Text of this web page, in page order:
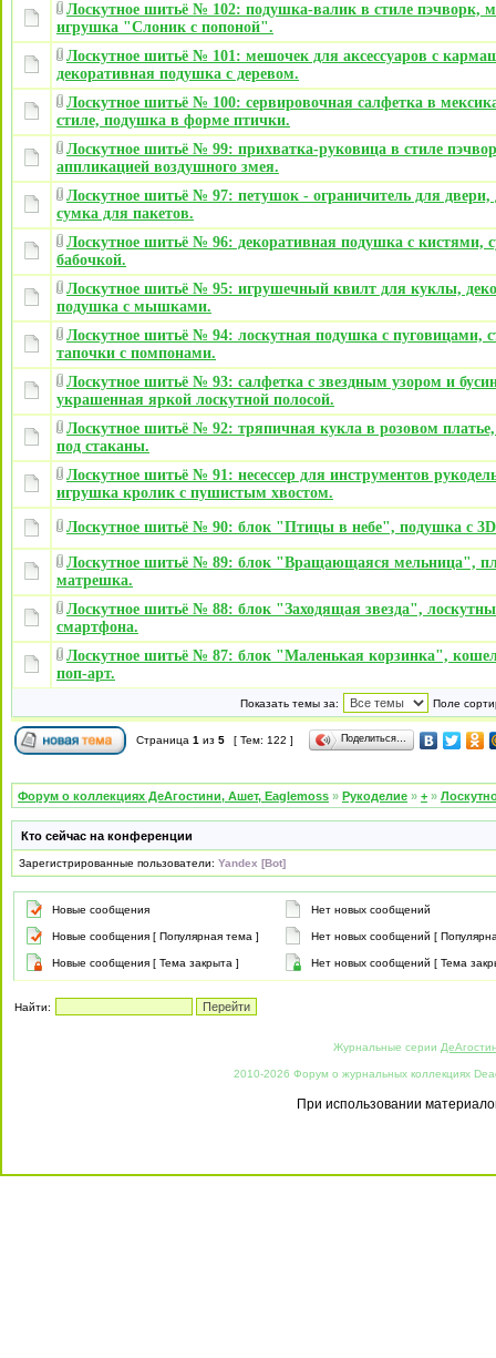
Лоскутное шитьё № 102: подушка-валик в стиле пэчворк,
игрушка "Слоник с попоной".
Лоскутное шитьё № 101: мешочек для аксессуаров с
декоративная подушка с деревом.
Лоскутное шитьё № 100: сервировочная салфетка в
стиле, подушка в форме птички.
Лоскутное шитьё № 99: прихватка-руковица в стиле
аппликацией воздушного змея.
Лоскутное шитьё № 97: петушок - ограничитель для двери,
сумка для пакетов.
Лоскутное шитьё № 96: декоративная подушка с кистями,
бабочкой.
Лоскутное шитьё № 95: игрушечный квилт для куклы,
подушка с мышками.
Лоскутное шитьё № 94: лоскутная подушка с пуговицами,
тапочки с помпонами.
Лоскутное шитьё № 93: салфетка с звездным узором и
украшенная яркой лоскутной полосой.
Лоскутное шитьё № 92: тряпичная кукла в розовом
под стаканы.
Лоскутное шитьё № 91: несессер для инструментов
игрушка кролик с пушистым хвостом.
Лоскутное шитьё № 90: блок "Птицы в небе", подушка с
Лоскутное шитьё № 89: блок "Вращающаяся мельница",
матрешка.
Лоскутное шитьё № 88: блок "Заходящая звезда",
смартфона.
Лоскутное шитьё № 87: блок "Маленькая корзинка",
поп-арт.
Показать темы за: Поле
Страница 1 из 5 [ Тем: 122 ] Поделиться…
Форум о коллекциях ДеАгостини, Ашет, Eaglemoss » Рукоделие » + »
Кто сейчас на конференции
Зарегистрированные пользователи: Yandex [Bot]
Новые сообщения Нет новых сообщений
Новые сообщения [ Популярная тема ] Нет новых сообщений [
Новые сообщения [ Тема закрыта ] Нет новых сообщений [ Тема
Найти:
Журнальные серии
2010-2026 Форум о журнальных коллекциях
При использовании